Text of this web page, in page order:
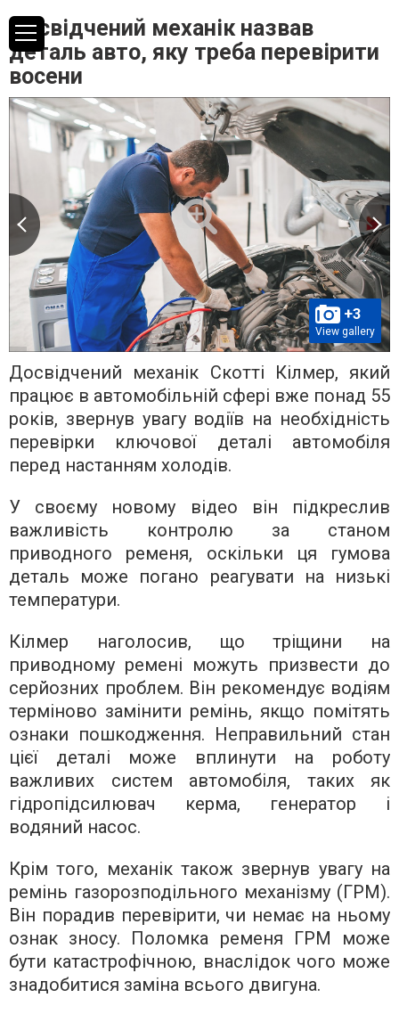
Досвідчений механік назвав
деталь авто, яку треба перевірити
восени
+3
View gallery
Досвідчений механік Скотті Кілмер, який
працює в автомобільній сфері вже понад 55
років, звернув увагу водіїв на необхідність
перевірки ключової деталі автомобіля
перед настанням холодів.
У своєму новому відео він підкреслив
важливість контролю за станом
приводного ременя, оскільки ця гумова
деталь може погано реагувати на низькі
температури.
Кілмер наголосив, що тріщини на
приводному ремені можуть призвести до
серйозних проблем. Він рекомендує водіям
терміново замінити ремінь, якщо помітять
ознаки пошкодження. Неправильний стан
цієї деталі може вплинути на роботу
важливих систем автомобіля, таких як
гідропідсилювач керма, генератор і
водяний насос.
Крім того, механік також звернув увагу на
ремінь газорозподільного механізму (ГРМ).
Він порадив перевірити, чи немає на ньому
ознак зносу. Поломка ременя ГРМ може
бути катастрофічною, внаслідок чого може
знадобитися заміна всього двигуна.